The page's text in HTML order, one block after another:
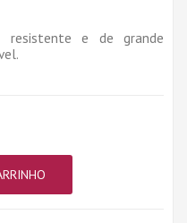
resistente e de grande